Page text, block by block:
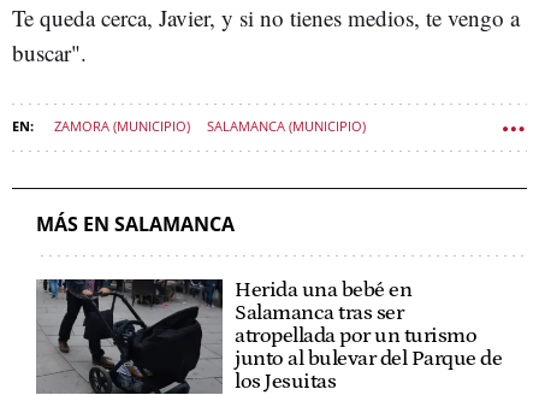
Te queda cerca, Javier, y si no tienes medios, te vengo a
buscar".
ZAMORA (MUNICIPIO) SALAMANCA (MUNICIPIO)
VIVIR CASTILLA Y LEÓN
MÁS EN SALAMANCA
Herida una bebé en
Salamanca tras ser
atropellada por un turismo
junto al bulevar del Parque de
los Jesuitas